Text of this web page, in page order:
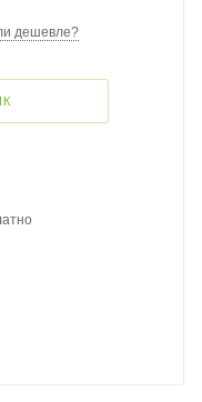
дешевле?